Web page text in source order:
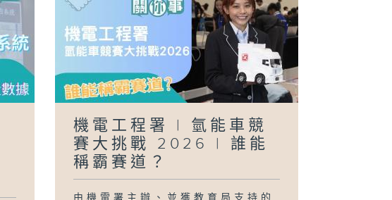
政正關你事 - 官
員講話摘要 #39
(陳茂波、丘應
樺、謝詠誼)
機電工程署 | 氫能車競
賽大挑戰 2026 | 誰能
稱霸賽道？